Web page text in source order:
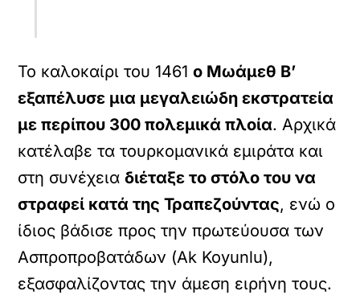
Το καλοκαίρι του 1461ο Μωάμεθ Β’
εξαπέλυσε μια μεγαλειώδη εκστρατεία
με περίπου 300 πολεμικά πλοία. Αρχικά
κατέλαβε τα τουρκομανικά εμιράτα και
στη συνέχειαδιέταξε το στόλο του να
στραφεί κατά της Τραπεζούντας, ενώ ο
ίδιος βάδισε προς την πρωτεύουσα των
Ασπροπροβατάδων (Ak Koyunlu),
εξασφαλίζοντας την άμεση ειρήνη τους.